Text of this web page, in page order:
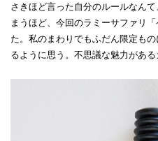
さきほど言った自分のルールなん
まうほど、今回のラミーサファリ
た。私のまわりでもふだん限定も
るように思う。不思議な魅力がある